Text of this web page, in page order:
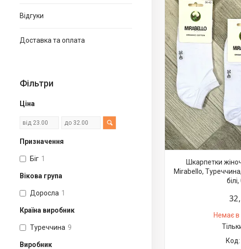
Відгуки
Доставка та оплата
Фільтри
Ціна
Призначення
Біг 1
Вікова група
Доросла 1
Країна виробник
Туреччина 9
Виробник
Шкарпетки
Mirabello,
Немає в